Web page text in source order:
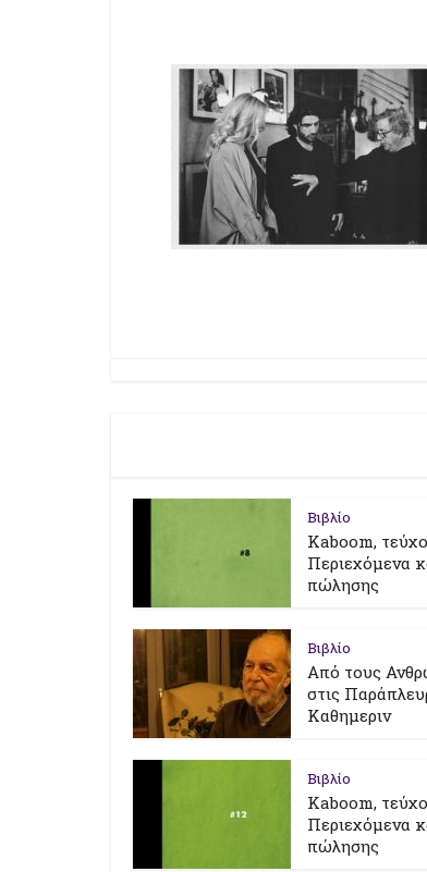
Βιβλίο
Kaboom,
Περιεχόμενα
πώλησης
Βιβλίο
Από τους
στις
Καθημεριν
Βιβλίο
Kaboom,
Περιεχόμενα
πώλησης